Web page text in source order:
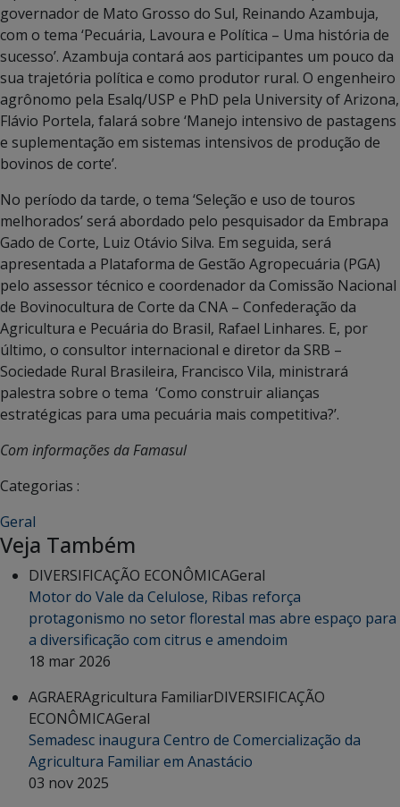
governador de Mato Grosso do Sul, Reinando Azambuja,
com o tema ‘Pecuária, Lavoura e Política – Uma história de
sucesso’. Azambuja contará aos participantes um pouco da
sua trajetória política e como produtor rural. O engenheiro
agrônomo pela Esalq/USP e PhD pela University of Arizona,
Flávio Portela, falará sobre ‘Manejo intensivo de pastagens
e suplementação em sistemas intensivos de produção de
bovinos de corte’.
No período da tarde, o tema ‘Seleção e uso de touros
melhorados’ será abordado pelo pesquisador da Embrapa
Gado de Corte, Luiz Otávio Silva. Em seguida, será
apresentada a Plataforma de Gestão Agropecuária (PGA)
pelo assessor técnico e coordenador da Comissão Nacional
de Bovinocultura de Corte da CNA – Confederação da
Agricultura e Pecuária do Brasil, Rafael Linhares. E, por
último, o consultor internacional e diretor da SRB –
Sociedade Rural Brasileira, Francisco Vila, ministrará
palestra sobre o tema ‘Como construir alianças
estratégicas para uma pecuária mais competitiva?’.
Com informações da Famasul
Categorias :
Geral
Veja Também
DIVERSIFICAÇÃO ECONÔMICAGeral
Motor do Vale da Celulose, Ribas reforça
protagonismo no setor florestal mas abre espaço para
a diversificação com citrus e amendoim
18 mar 2026
AGRAERAgricultura FamiliarDIVERSIFICAÇÃO
ECONÔMICAGeral
Semadesc inaugura Centro de Comercialização da
Agricultura Familiar em Anastácio
03 nov 2025